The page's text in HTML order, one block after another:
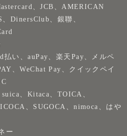
、JCB、AMERICAN
、DinersClub、銀聯、
払い、auPay、楽天Pay、メルペ
、WeChat Pay、クイックペイ
、Kitaca、TOICA、
、SUGOCA、nimoca、はや
ー